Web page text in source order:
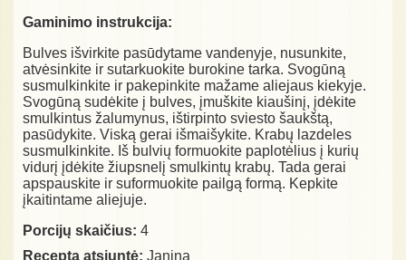
Gaminimo instrukcija:
Bulves išvirkite pasūdytame vandenyje, nusunkite,
atvėsinkite ir sutarkuokite burokine tarka. Svogūną
susmulkinkite ir pakepinkite mažame aliejaus kiekyje.
Svogūną sudėkite į bulves, įmuškite kiaušinį, įdėkite
smulkintus žalumynus, ištirpinto sviesto šaukštą,
pasūdykite. Viską gerai išmaišykite. Krabų lazdeles
susmulkinkite. Iš bulvių formuokite paplotėlius į kurių
vidurį įdėkite žiupsnelį smulkintų krabų. Tada gerai
apspauskite ir suformuokite pailgą formą. Kepkite
įkaitintame aliejuje.
Porcijų skaičius: 4
Receptą atsiuntė: Janina